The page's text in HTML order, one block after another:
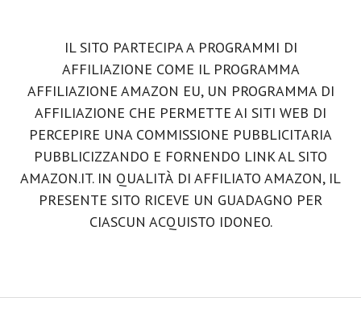
IL SITO PARTECIPA A PROGRAMMI DI
AFFILIAZIONE COME IL PROGRAMMA
AFFILIAZIONE AMAZON EU, UN PROGRAMMA DI
AFFILIAZIONE CHE PERMETTE AI SITI WEB DI
PERCEPIRE UNA COMMISSIONE PUBBLICITARIA
PUBBLICIZZANDO E FORNENDO LINK AL SITO
AMAZON.IT. IN QUALITÀ DI AFFILIATO AMAZON, IL
PRESENTE SITO RICEVE UN GUADAGNO PER
CIASCUN ACQUISTO IDONEO.